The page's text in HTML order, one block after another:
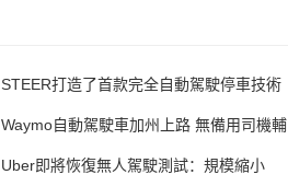
STEER打造了首款完全自動駕駛停車技術
Waymo自動駕駛車加州上路 無備用司機輔
Uber即將恢復無人駕駛測試：規模縮小